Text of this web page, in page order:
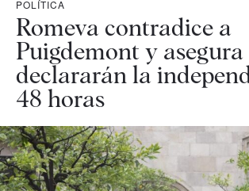
POLÍTICA
Romeva contradice a
Puigdemont y asegura
declararán la
48 horas